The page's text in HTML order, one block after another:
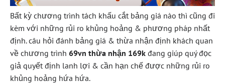
Bất kỳ chương trình tách khấu cắt bảng giá nào thì cũng đi
kèm với những rủi ro khủng hoảng & phương pháp nhất
định. câu hỏi đánh bảng giá & thừa nhận định khách quan
về chương trình 69vn thừa nhận 169k đang giúp quý đọc
giả quyết định lanh lợi & cần hạn chế được những rủi ro
khủng hoảng hứa hứa.